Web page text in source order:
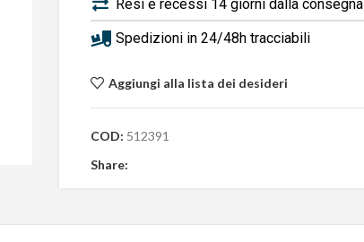
Resi e recessi 14 giorni dalla consegna
Spedizioni in 24/48h tracciabili
Aggiungi alla lista dei desideri
COD: 512391
Share: